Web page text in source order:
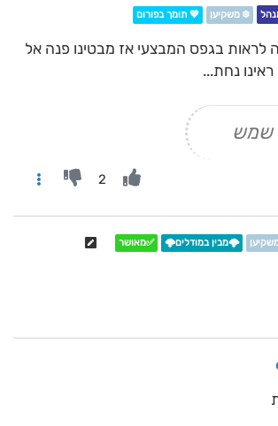
❄️ משקיען 💖 תומך בפורום
לראות בגפס המבצעי אז מבטינו פנה אל
נחת...
שמש
2
🌩️מבין במודלים🌩️ ✅מאושר